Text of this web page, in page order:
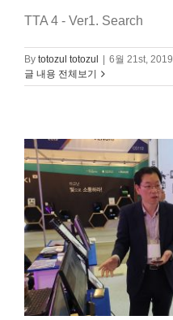
TTA 4 - Ver1. Search
By totozul totozul 6월 21st, 2019
글 내용 전체보기